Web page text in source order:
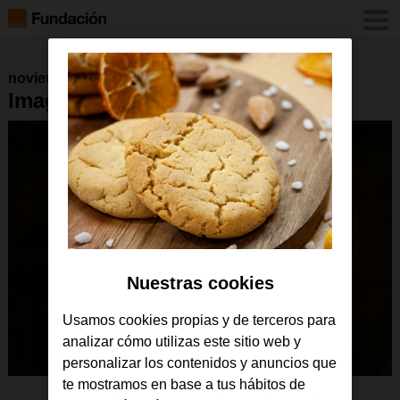
noviembre 2024
Imagen-1-2
Nuestras cookies
Usamos cookies propias y de terceros para
analizar cómo utilizas este sitio web y
personalizar los contenidos y anuncios que
te mostramos en base a tus hábitos de